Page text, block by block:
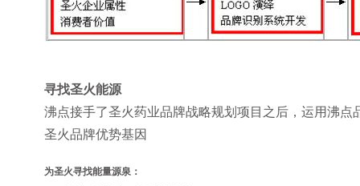
寻找圣火能源
沸点接手了圣火药业品牌战略规划项目之后，运用沸
圣火品牌优势基因
为圣火寻找能量源泉：